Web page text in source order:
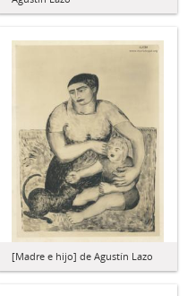
[Madre e hijo] de Agustín Lazo